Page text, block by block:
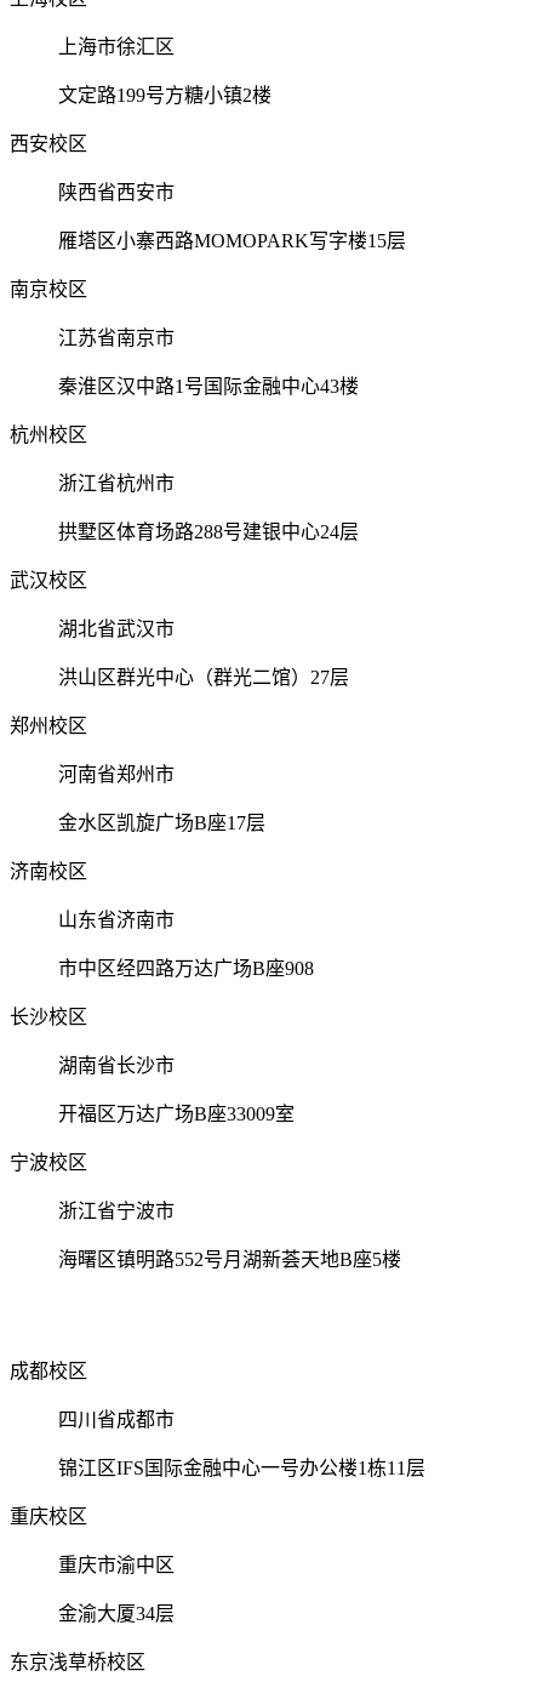
上海市徐汇区
文定路199号方糖小镇2楼
西安校区
陕西省西安市
雁塔区小寨西路MOMOPARK写字楼15层
南京校区
江苏省南京市
秦淮区汉中路1号国际金融中心43楼
杭州校区
浙江省杭州市
拱墅区体育场路288号建银中心24层
武汉校区
湖北省武汉市
洪山区群光中心（群光二馆）27层
郑州校区
河南省郑州市
金水区凯旋广场B座17层
济南校区
山东省济南市
市中区经四路万达广场B座908
长沙校区
湖南省长沙市
开福区万达广场B座33009室
宁波校区
浙江省宁波市
海曙区镇明路552号月湖新荟天地B座5楼
成都校区
四川省成都市
锦江区IFS国际金融中心一号办公楼1栋11层
重庆校区
重庆市渝中区
金渝大厦34层
东京浅草桥校区